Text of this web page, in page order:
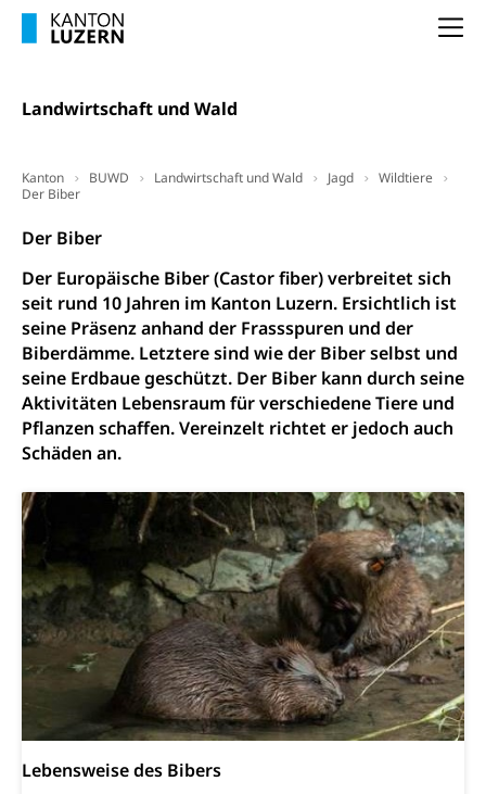
Landwirtschaft und Wald
Kanton BUWD Landwirtschaft und Wald Jagd
Wildtiere
Der Biber
Der Biber
Der Europäische Biber (Castor fiber) verbreitet sich
seit rund 10 Jahren im Kanton Luzern. Ersichtlich ist
seine Präsenz anhand der Frassspuren und der
Biberdämme. Letztere sind wie der Biber selbst und
seine Erdbaue geschützt. Der Biber kann durch seine
Aktivitäten Lebensraum für verschiedene Tiere und
Pflanzen schaffen. Vereinzelt richtet er jedoch auch
Schäden an.
Lebensweise des Bibers
Zentrum für Brückenangebote
Studienwahl- und Studienbearatung
Gesundheitsmittelschule
Wirtschaftsmittelschule
Schulpflicht
Förderangebote
Schulferien
Früherziehung
Schuldienste
Betreuungsangebote
Freiwilliger Schulsport
Studienbeihilfe, Stipendien, Ausbildungsdarlehen
Fachstelle Stipendien (beruf.lu.ch)
Hochschule PHLU
Stipendien Hochschule Luzern hslu
universitäre Ausbildung, akademische Ausbildung,
Hochschulbildung, Hochschule, universitäre
Weiterbildung, Forschung, Entwicklung,
Dienstleistungen, Hochschule Luzern,
Fachhochschule Zentralschweiz, HSLU,
Pädagogische Hochschule Luzern, PH Luzern, UniLU,
swissuniversities (Dachorganisation der Schweizer
Hochschulen)
swissuniversities
Universität Luzern
Vorschule
Kindergarten, Kinderkrippe, Krippe, Kinderhort,
Kindertagesstätte, Spielgruppe, Tagesmutter,
Freiwilliges Kindergarten Jahr
Kinderbetreuung
Freiwilliges Kindergarten Jahr
Frühe Sprachförderung
Kindergarten & Basisstufe
Frühe Förderung
Gesundheit und Soziales
Konsumentenschutz
Konsumentenrechte, Produktsicherheit,
Preisüberwachung, Preisüberwacher,
Konsumentenorganisation, parallele Einfuhr,
regionale Erschöpfung, nationale Erschöpfung,
internationale Erschöpfung, Preisabsprache, Kartell,
Cassis-deDijon-Prinzip